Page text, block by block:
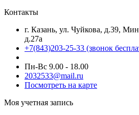
Контакты
г. Казань, ул. Чуйкова, д.39,
д.27а
+7(843)203-25-33 (звонок
Пн-Вс 9.00 - 18.00
2032533@mail.ru
Посмотреть на карте
Моя учетная запись